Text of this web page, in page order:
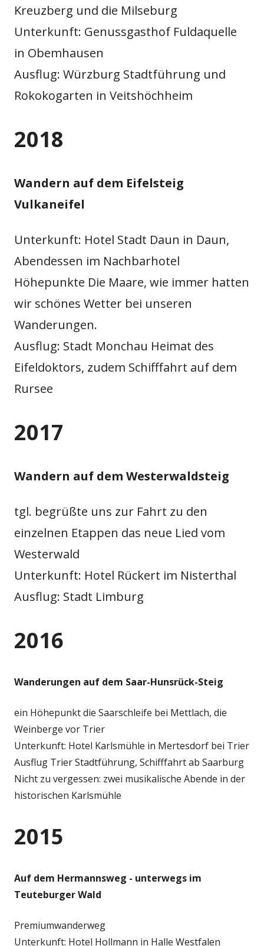
Kreuzberg und die Milseburg
Unterkunft: Genussgasthof Fuldaquelle
in Obemhausen
Ausflug: Würzburg Stadtführung und
Rokokogarten in Veitshöchheim
2018
Wandern auf dem Eifelsteig
Vulkaneifel
Unterkunft: Hotel Stadt Daun in Daun,
Abendessen im Nachbarhotel
Höhepunkte Die Maare, wie immer hatten
wir schönes Wetter bei unseren
Wanderungen.
Ausflug: Stadt Monchau Heimat des
Eifeldoktors, zudem Schifffahrt auf dem
Rursee
2017
Wandern auf dem Westerwaldsteig
tgl. begrüßte uns zur Fahrt zu den
einzelnen Etappen das neue Lied vom
Westerwald
Unterkunft: Hotel Rückert im Nisterthal
Ausflug: Stadt Limburg
2016
Wanderungen auf dem Saar-Hunsrück-Steig
ein Höhepunkt die Saarschleife bei Mettlach, die
Weinberge vor Trier
Unterkunft: Hotel Karlsmühle in Mertesdorf bei Trier
Ausflug Trier Stadtführung, Schifffahrt ab Saarburg
Nicht zu vergessen: zwei musikalische Abende in der
historischen Karlsmühle
2015
Auf dem Hermannsweg - unterwegs im
Teuteburger Wald
Premiumwanderweg
Unterkunft: Hotel Hollmann in Halle Westfalen